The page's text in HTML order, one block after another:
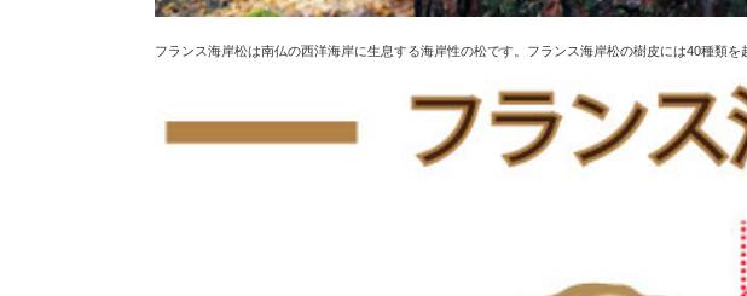
フランス海岸松は南仏の西洋海岸に生息する海岸性の松です。フランス海岸松の樹皮には40種類